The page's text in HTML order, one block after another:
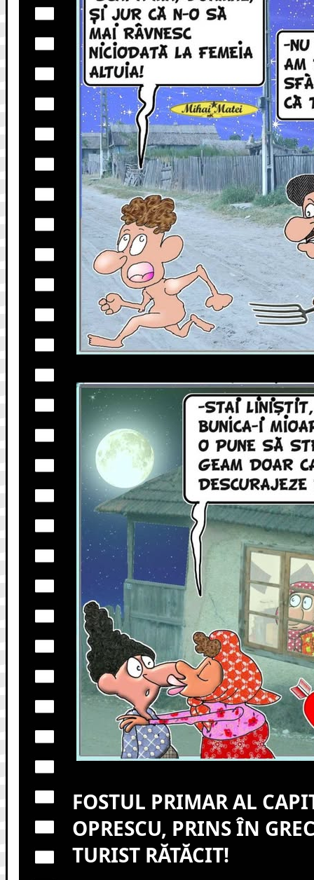
FOSTUL PRIMAR AL
OPRESCU, PRINS ÎN
TURIST RĂTĂCIT!